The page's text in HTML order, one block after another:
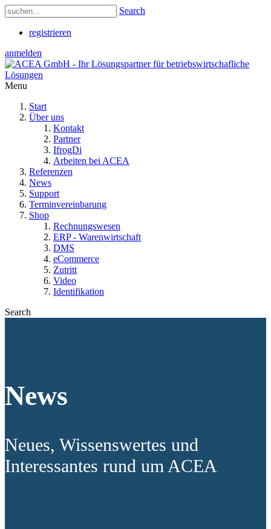
Search
registrieren
anmelden
Menu
Start
Über uns
Kontakt
Partner
IfrogDi
Arbeiten bei ACEA
Referenzen
News
Support
Terminvereinbarung
Shop
Rechnungswesen
ERP - Warenwirtschaft
DMS
eCommerce
Zutritt
Video
Identifikation
Search
News
Neues, Wissenswertes und
Interessantes rund um ACEA